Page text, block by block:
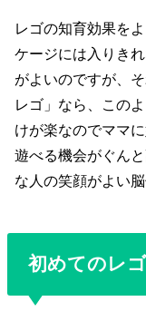
レゴの知育効果を
ケージには入りき
がよいのですが、
レゴ」なら、この
けが楽なのでママ
遊べる機会がぐん
な人の笑顔がよい
初めてのレ